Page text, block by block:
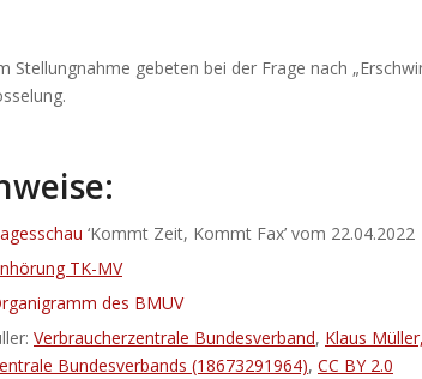
Stellungnahme gebeten bei der Frage nach
‘Kommt Zeit, Kommt Fax’ vom 22.04.2022
TK-MV
des BMUV
Verbraucherzentrale Bundesverband, Klaus
Bundesverbands (18673291964), CC BY 2.0